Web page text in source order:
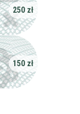
250 zł
150 zł